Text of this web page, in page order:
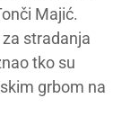
Majić.
stradanja
tko su
grbom na